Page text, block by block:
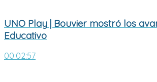
UNO Play | Bouvier mostró los
Educativo
00:02:57